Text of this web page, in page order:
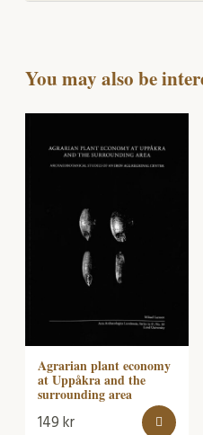
You may also be
Agrarian plant economy
at Uppåkra and the
surrounding area
149kr